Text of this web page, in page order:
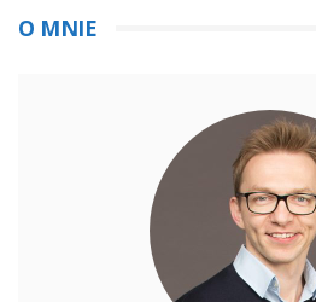
O MNIE